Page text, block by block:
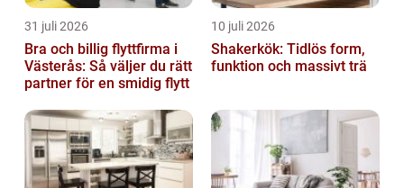
31 juli 2026
Bra och billig flyttfirma i
Västerås: Så väljer du rätt
partner för en smidig flytt
10 juli 2026
Shakerkök: Tidlös form,
funktion och massivt trä